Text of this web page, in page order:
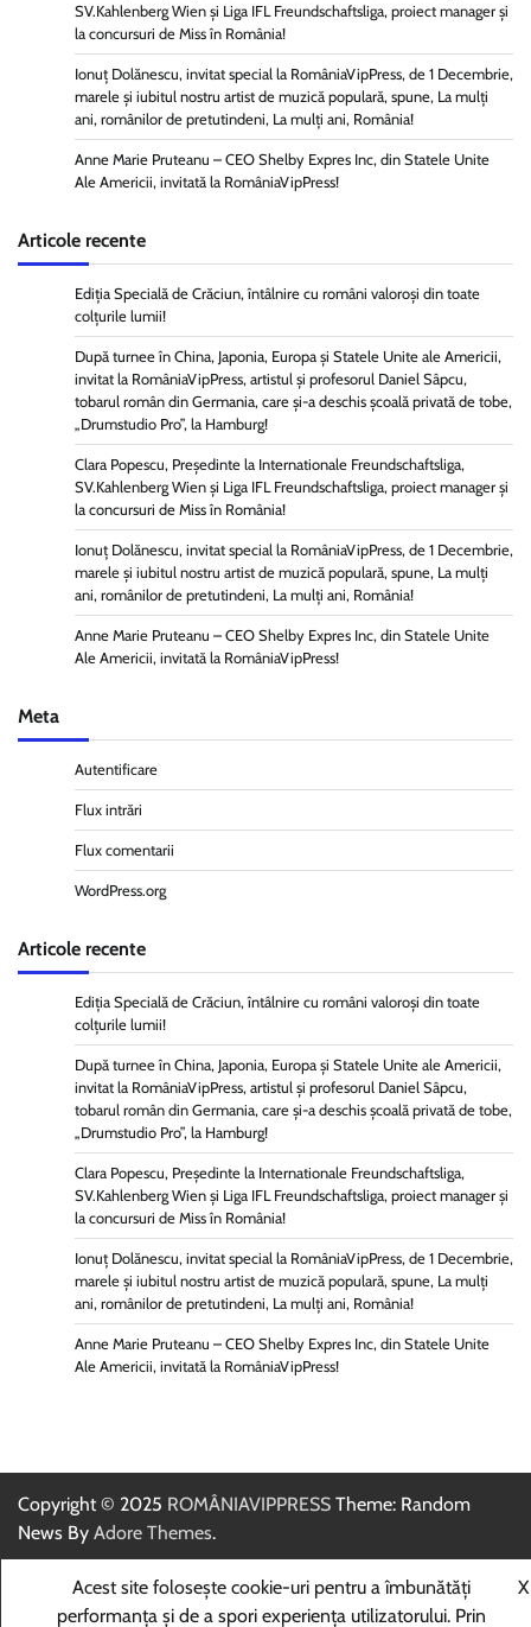
SV.Kahlenberg Wien şi Liga IFL Freundschaftsliga, proiect manager și
la concursuri de Miss în România!
Ionuț Dolănescu, invitat special la RomâniaVipPress, de 1 Decembrie,
marele și iubitul nostru artist de muzică populară, spune, La mulți
ani, românilor de pretutindeni, La mulți ani, România!
Anne Marie Pruteanu – CEO Shelby Expres Inc, din Statele Unite
Ale Americii, invitată la RomâniaVipPress!
Articole recente
Ediția Specială de Crăciun, întâlnire cu români valoroși din toate
colțurile lumii!
După turnee în China, Japonia, Europa și Statele Unite ale Americii,
invitat la RomâniaVipPress, artistul și profesorul Daniel Sâpcu,
tobarul român din Germania, care și-a deschis școală privată de tobe,
„Drumstudio Pro”, la Hamburg!
Clara Popescu, Președinte la Internationale Freundschaftsliga,
SV.Kahlenberg Wien şi Liga IFL Freundschaftsliga, proiect manager și
la concursuri de Miss în România!
Ionuț Dolănescu, invitat special la RomâniaVipPress, de 1 Decembrie,
marele și iubitul nostru artist de muzică populară, spune, La mulți
ani, românilor de pretutindeni, La mulți ani, România!
Anne Marie Pruteanu – CEO Shelby Expres Inc, din Statele Unite
Ale Americii, invitată la RomâniaVipPress!
Meta
Autentificare
Flux intrări
Flux comentarii
WordPress.org
Articole recente
Ediția Specială de Crăciun, întâlnire cu români valoroși din toate
colțurile lumii!
După turnee în China, Japonia, Europa și Statele Unite ale Americii,
invitat la RomâniaVipPress, artistul și profesorul Daniel Sâpcu,
tobarul român din Germania, care și-a deschis școală privată de tobe,
„Drumstudio Pro”, la Hamburg!
Clara Popescu, Președinte la Internationale Freundschaftsliga,
SV.Kahlenberg Wien şi Liga IFL Freundschaftsliga, proiect manager și
la concursuri de Miss în România!
Ionuț Dolănescu, invitat special la RomâniaVipPress, de 1 Decembrie,
marele și iubitul nostru artist de muzică populară, spune, La mulți
ani, românilor de pretutindeni, La mulți ani, România!
Anne Marie Pruteanu – CEO Shelby Expres Inc, din Statele Unite
Ale Americii, invitată la RomâniaVipPress!
Copyright © 2025 ROMÂNIAVIPPRESS Theme: Random
News By Adore Themes.
Acest site folosește cookie-uri pentru a îmbunătăți
performanța și de a spori experiența utilizatorului. Prin
X